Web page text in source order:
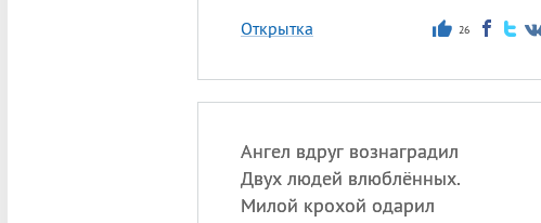
Открытка 26
Ангел вдруг вознаградил
Двух людей влюблённых.
Милой крохой одарил